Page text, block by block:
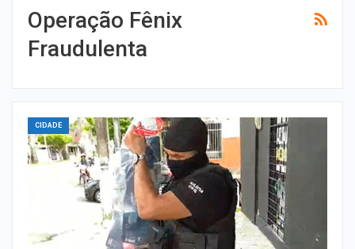
Operação Fênix
Fraudulenta
CIDADE